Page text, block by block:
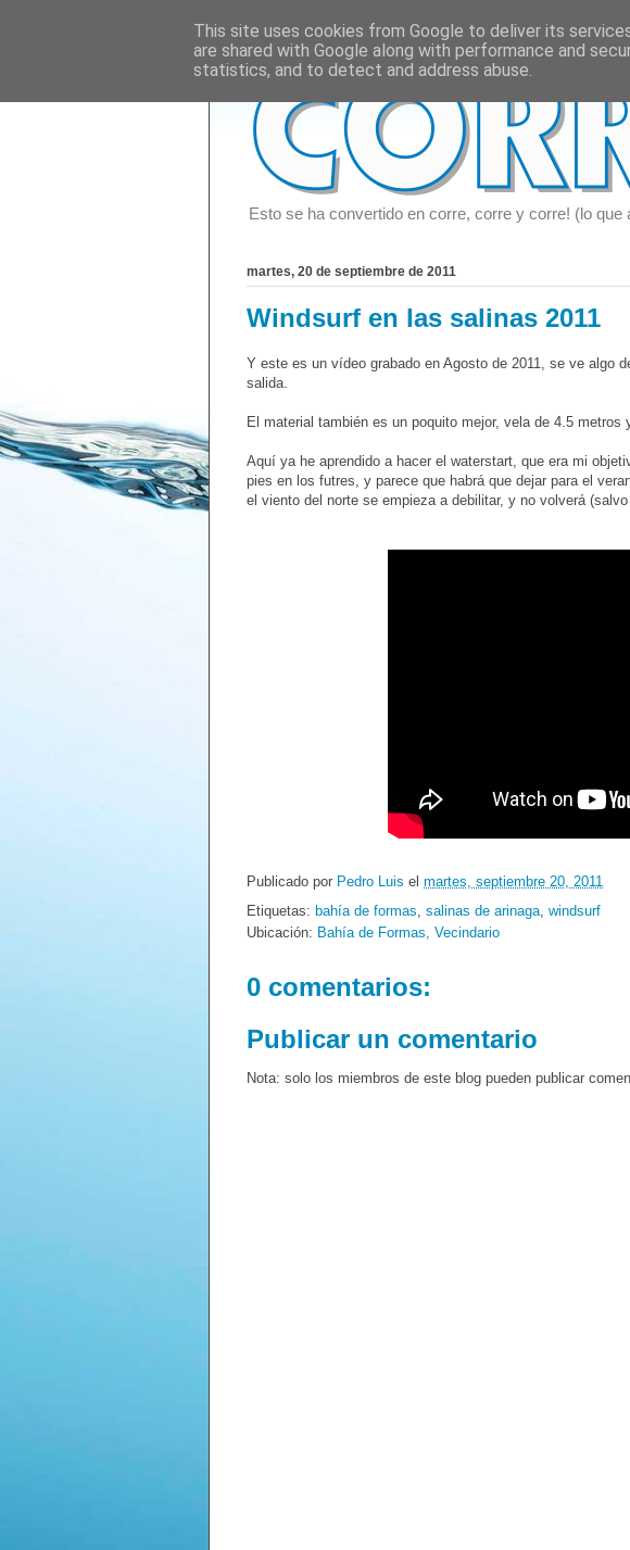
Esto se ha convertido en corre, corre y corre! (lo que
martes, 20 de septiembre de 2011
Windsurf en las salinas 2011
Y este es un vídeo grabado en Agosto de 2011, se ve algo
salida.
El material también es un poquito mejor, vela de 4.5 metros
Aquí ya he aprendido a hacer el waterstart, que era mi
pies en los futres, y parece que habrá que dejar para el
el viento del norte se empieza a debilitar, y no volverá
Publicado por Pedro Luis el martes, septiembre 20, 2011
Etiquetas: bahía de formas, salinas de arinaga, windsurf
Ubicación: Bahía de Formas, Vecindario
0 comentarios:
Publicar un comentario
Nota: solo los miembros de este blog pueden publicar
This site uses cookies from Google to deliver its
are shared with Google along with performance and
statistics, and to detect and address abuse.